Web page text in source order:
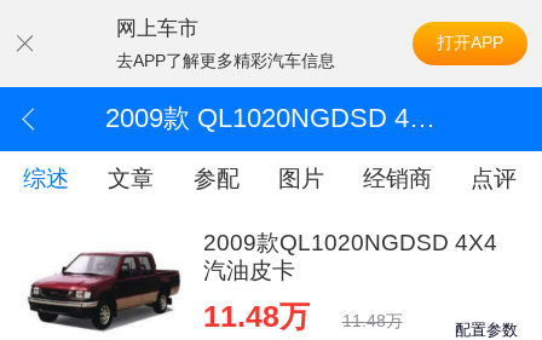
网上车市
去APP了解更多精彩汽车信息
打开APP
2009款 QL1020NGDSD 4X4 汽油皮卡
综述 文章 参配 图片 经销商 点评
2009款QL1020NGDSD 4X4
汽油皮卡
11.48万 11.48万 配置参数